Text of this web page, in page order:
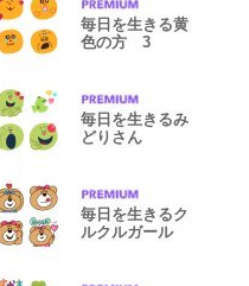
毎日を生きる黄
色の方 3
毎日を生きるみ
どりさん
毎日を生きるク
ルクルガール